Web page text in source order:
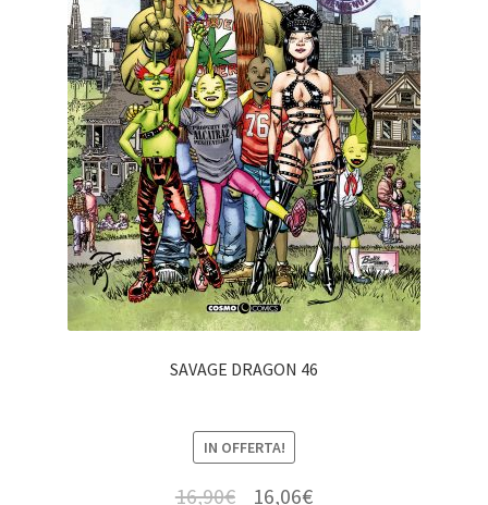
SAVAGE DRAGON 46
IN OFFERTA!
16,90€ 16,06€